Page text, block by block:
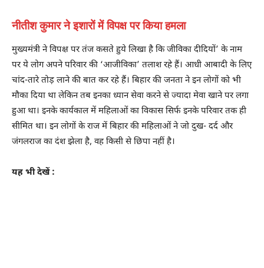
नीतीश कुमार ने इशारों में विपक्ष पर किया हमला
मुख्यमंत्री ने विपक्ष पर तंज कसते हुये लिखा है कि जीविका दीदियों’ के नाम
पर ये लोग अपने परिवार की ‘आजीविका’ तलाश रहे हैं। आधी आबादी के लिए
चांद-तारे तोड़ लाने की बात कर रहे हैं। बिहार की जनता ने इन लोगों को भी
मौका दिया था लेकिन तब इनका ध्यान सेवा करने से ज्यादा मेवा खाने पर लगा
हुआ था। इनके कार्यकाल में महिलाओं का विकास सिर्फ इनके परिवार तक ही
सीमित था। इन लोगों के राज में बिहार की महिलाओं ने जो दुख- दर्द और
जंगलराज का दंश झेला है, वह किसी से छिपा नहीं है।
यह भी देखें :